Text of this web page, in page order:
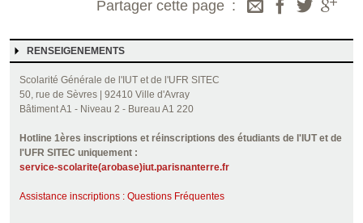
Partager cette page
RENSEIGENEMENTS
Scolarité Générale de l'IUT et de l'UFR SITEC
50, rue de Sèvres | 92410 Ville d'Avray
Bâtiment A1 - Niveau 2 - Bureau A1 220
Hotline 1ères inscriptions et réinscriptions des étudiants de l'IUT et de
l'UFR SITEC uniquement :
service-scolarite(arobase)iut.parisnanterre.fr
Assistance inscriptions : Questions Fréquentes